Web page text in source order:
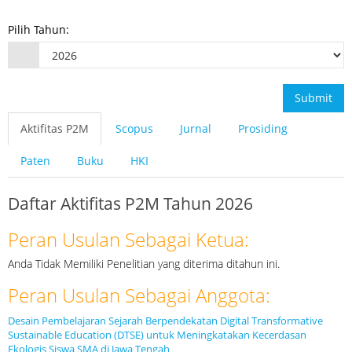
Pilih Tahun:
Submit
Aktifitas P2M Scopus Jurnal Prosiding
Paten Buku HKI
Daftar Aktifitas P2M Tahun 2026
Peran Usulan Sebagai Ketua:
Anda Tidak Memiliki Penelitian yang diterima ditahun ini.
Peran Usulan Sebagai Anggota:
Desain Pembelajaran Sejarah Berpendekatan Digital Transformative
Sustainable Education (DTSE) untuk Meningkatakan Kecerdasan
Ekologis Siswa SMA di Jawa Tengah